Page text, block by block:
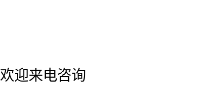
欢迎来电咨询